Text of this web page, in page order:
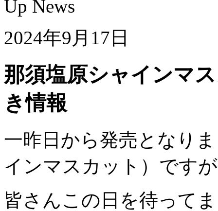
2024年9月17日
那須塩原シャイン
き情報
一昨日から発売となり
インマスカット）です
皆さんこの日を待って